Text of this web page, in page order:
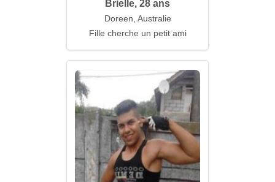
Brielle, 28 ans
Doreen, Australie
Fille cherche un petit ami